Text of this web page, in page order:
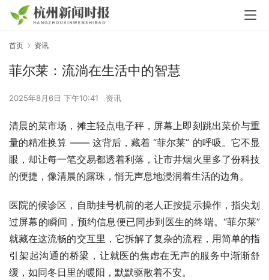
首页 资讯
菲尔莱：流淌在生活中的智慧
2025年8月6日 下午10:41 资讯
清晨的菜市场，摊主轻点电子秤，屏幕上即刻跳出菜价与重
量的精准换算 —— 这背后，藏着 “菲尔莱” 的呼吸。它不显
眼，却让每一笔交易都透着利落，让市井烟火里多了份科技
的便捷，像清晨的露珠，悄无声息地浸润着生活的边角。
医院的候诊区，自助挂号机前的老人正按提示操作，指尖划
过屏幕的瞬间，预约信息便已同步到医生的终端。“菲尔莱”
就藏在这流畅的交互里，它拆解了复杂的流程，用简单的指
引架起沟通的桥梁，让就医的焦虑在无声的服务中渐渐舒
缓，如同冬日里的暖阳，默默驱散着不安。